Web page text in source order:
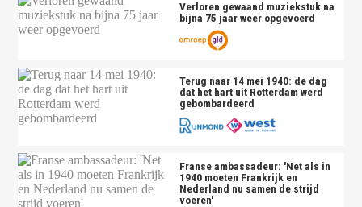
Verloren gewaand muziekstuk na
bijna 75 jaar weer opgevoerd
Terug naar 14 mei 1940: de dag
dat het hart uit Rotterdam werd
gebombardeerd
Franse ambassadeur: 'Net als in
1940 moeten Frankrijk en
Nederland nu samen de strijd
voeren'